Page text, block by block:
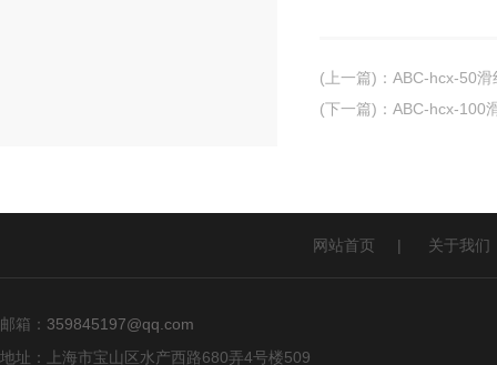
(上一篇) ： ABC-hcx-50
(下一篇) ： ABC-hcx-100
网站首页 | 关于我们
邮箱： 359845197@qq.com
地址：上海市宝山区水产西路680弄4号楼509